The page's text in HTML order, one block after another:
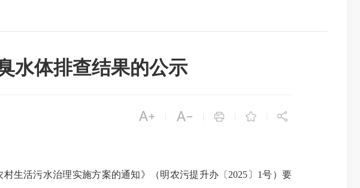
水体排查结果的公示
    
活污水治理实施方案的通知》（明农污提升办〔2025〕1号）要